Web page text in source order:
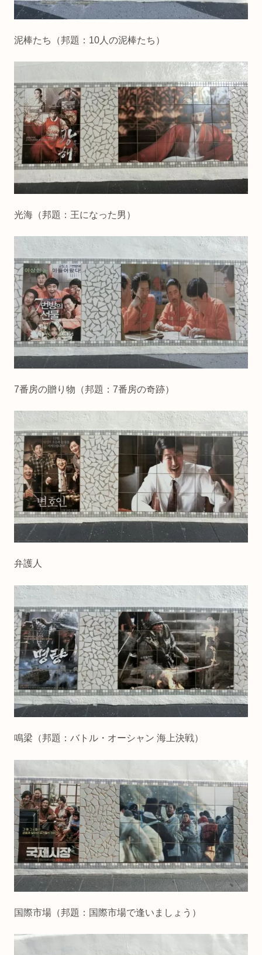
泥棒たち（邦題：10人の泥棒たち）
光海（邦題：王になった男）
7番房の贈り物（邦題：7番房の奇跡）
弁護人
鳴梁（邦題：バトル・オーシャン 海上決戦）
国際市場（邦題：国際市場で逢いましょう）